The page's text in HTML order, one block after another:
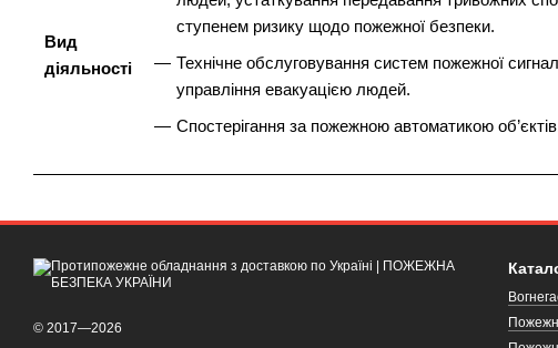
Вид
діяльності
ступенем ризику щодо пожежної безпеки.
Технічне обслуговування систем пожежної
управління евакуацією людей.
Спостерігання за пожежною автоматикою
© 2017—2026